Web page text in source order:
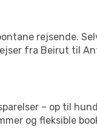
rejsende.
fra Beirut til
– op til
og fleksible